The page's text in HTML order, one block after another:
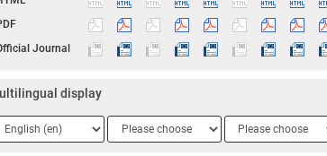
Journal
display
Language
2
Language
3